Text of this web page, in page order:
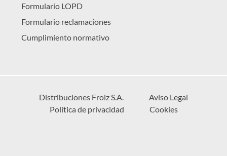
Formulario LOPD
Formulario reclamaciones
Cumplimiento normativo
Distribuciones Froiz S.A.
Aviso Legal
Política de privacidad
Cookies